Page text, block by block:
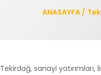
ANASAYFA /
Tekirdağ, sanayi